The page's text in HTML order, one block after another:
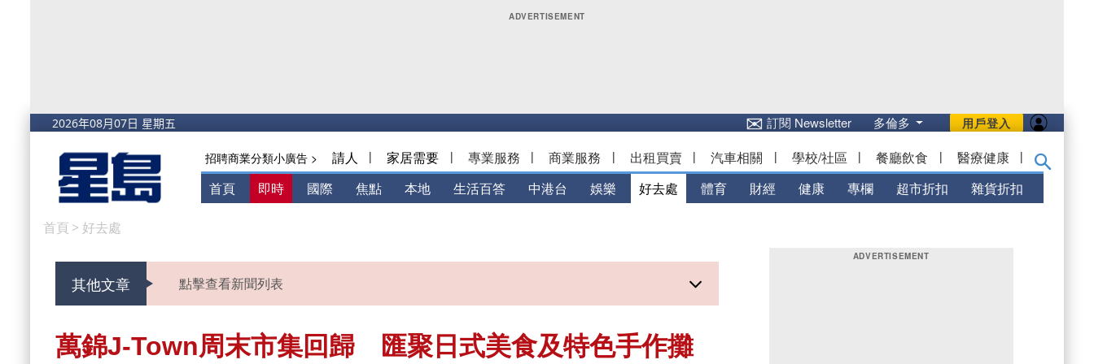
用戶登入
✉訂閱 Newsletter 多倫多
招聘商業分類小廣告 > 請人 | 家居需要 | 專業服務 | 商業服務 | 出租買賣 | 汽車相關 | 學校/社區 | 餐廳飲食 | 醫療健康 |
首頁 即時 國際 焦點 本地 生活百答 中港台 娛樂 好去處 體育 財經 健康 專欄 超市折扣 雜貨折扣
首頁 > 好去處
其他文章 點擊查看新聞列表
萬錦J-Town周末市集回歸 匯聚日式美食及特色手作攤